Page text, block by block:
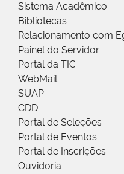
Sistema Acadêmico
Bibliotecas
Relacionamento com
Painel do Servidor
Portal da TIC
WebMail
SUAP
CDD
Portal de Seleções
Portal de Eventos
Portal de Inscrições
Ouvidoria